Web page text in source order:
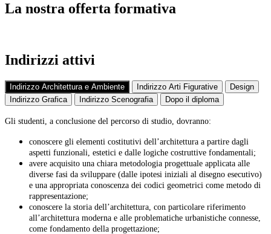
La nostra offerta formativa
Indirizzi attivi
Indirizzo Architettura e Ambiente Indirizzo Arti Figurative
Design
Indirizzo Grafica
Indirizzo Scenografia Dopo il diploma
Gli studenti, a conclusione del percorso di studio, dovranno:
conoscere gli elementi costitutivi dell’architettura a partire dagli
aspetti funzionali, estetici e dalle logiche costruttive fondamentali;
avere acquisito una chiara metodologia progettuale applicata alle
diverse fasi da sviluppare (dalle ipotesi iniziali al disegno esecutivo)
e una appropriata conoscenza dei codici geometrici come metodo di
rappresentazione;
conoscere la storia dell’architettura, con particolare riferimento
all’architettura moderna e alle problematiche urbanistiche connesse,
come fondamento della progettazione;